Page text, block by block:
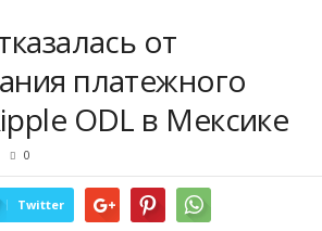
от
платежного
ODL в Мексике
0
Twitter